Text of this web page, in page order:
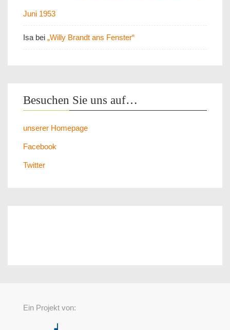
Juni 1953
Isa bei „Willy Brandt ans Fenster“
Besuchen Sie uns auf…
unserer Homepage
Facebook
Twitter
Ein Projekt von: